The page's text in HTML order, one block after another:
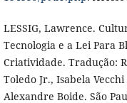
LESSIG, Lawrence.
Tecnologia e a Lei Para
Criatividade. Tradução:
Toledo Jr., Isabela
Alexandre Boide. São